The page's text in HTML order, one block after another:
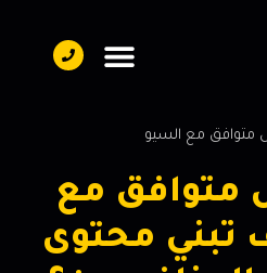
متوافق مع
تبني محتوى